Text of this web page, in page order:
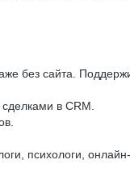
без сайта.
в CRM.
психологи,